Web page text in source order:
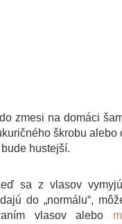
zmesi na domáci
škrobu alebo
hustejší.
sa z vlasov
do „normálu“,
vlasov alebo